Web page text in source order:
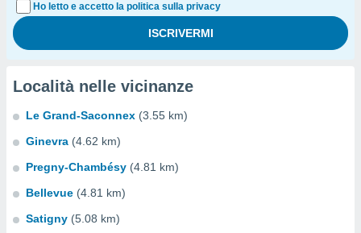
Ho letto e accetto la politica sulla privacy
Località nelle vicinanze
Le Grand-Saconnex (3.55 km)
Ginevra (4.62 km)
Pregny-Chambésy (4.81 km)
Bellevue (4.81 km)
Satigny (5.08 km)